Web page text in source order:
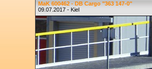
MaK 600462 - DB Cargo "363 147-0"
09.07.2017 - Kiel